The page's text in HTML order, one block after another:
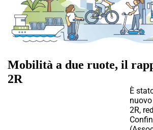
Mobilità a due ruote, il
2R
È
2R,